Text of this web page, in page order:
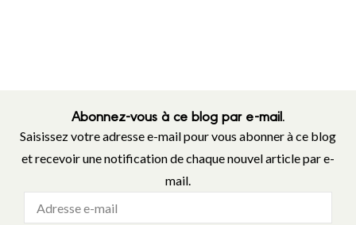
Abonnez-vous à ce blog par e-mail.
Saisissez votre adresse e-mail pour vous abonner à ce blog
et recevoir une notification de chaque nouvel article par e-
mail.